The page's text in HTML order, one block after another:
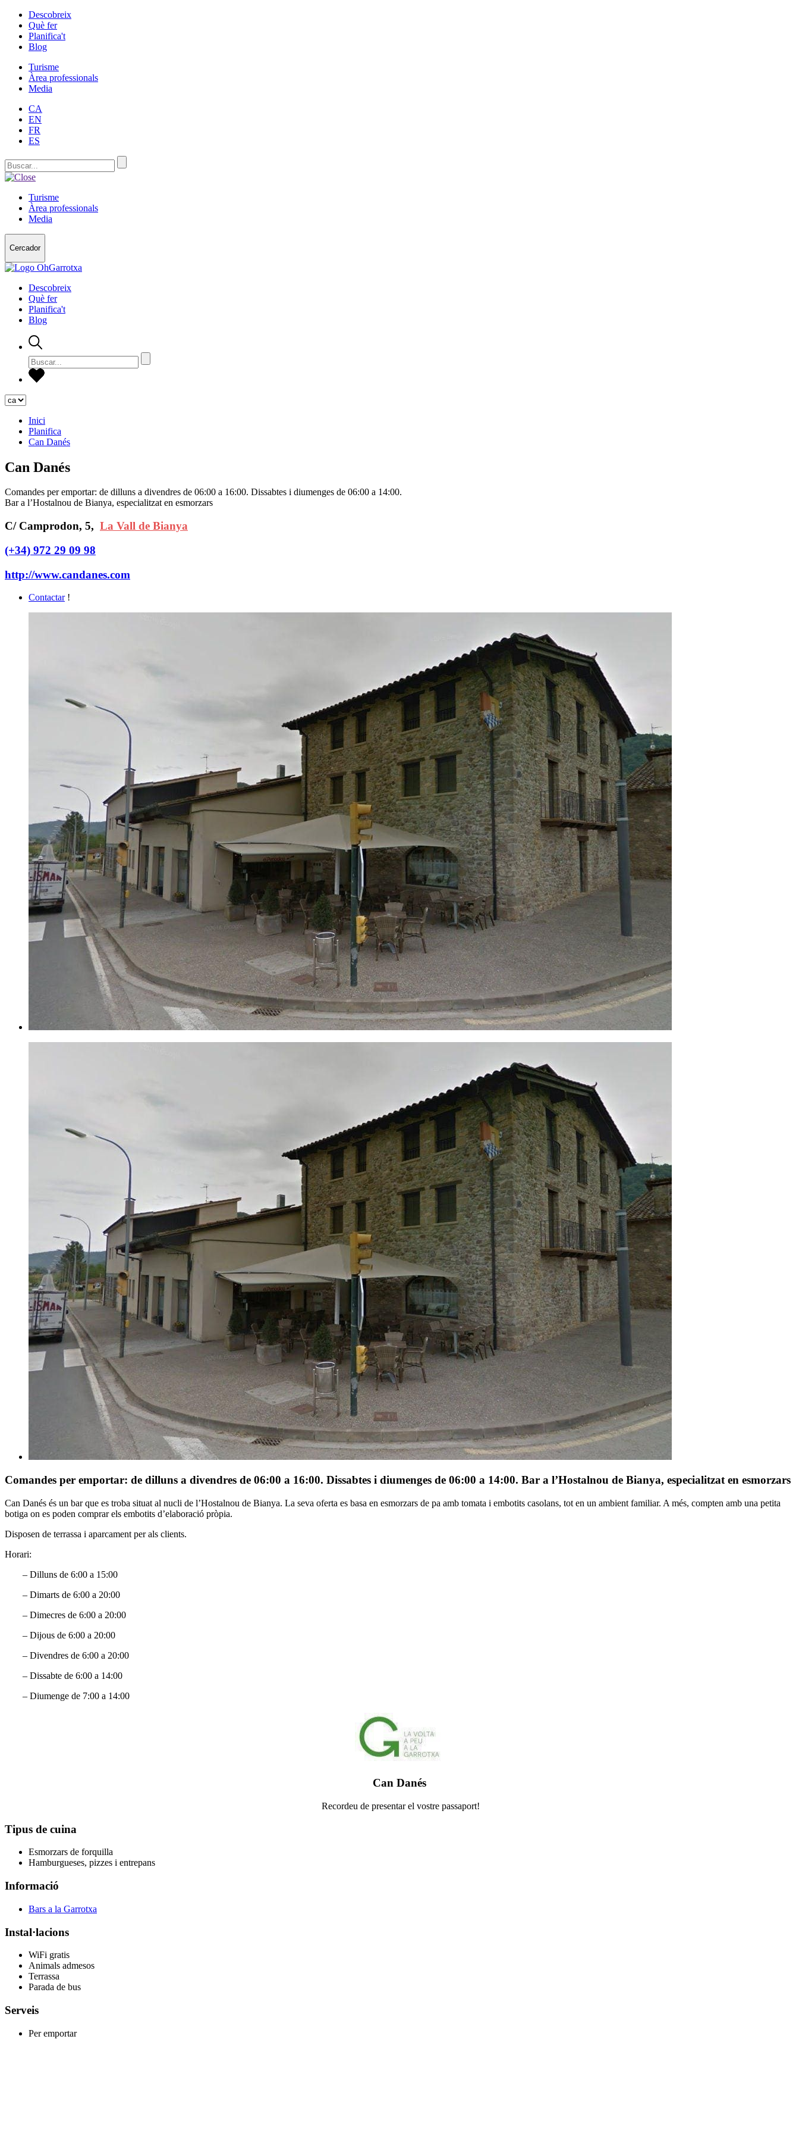
Descobreix
Què fer
Planifica't
Blog
Turisme
Àrea professionals
Media
CA
EN
FR
ES
Turisme
Àrea professionals
Media
Cercador
Descobreix
Què fer
Planifica't
Blog
Inici
Planifica
Can Danés
Can Danés
Comandes per emportar: de dilluns a divendres de 06:00 a 16:00. Dissabtes i diumenges de 06:00 a 14:00.
Bar a l’Hostalnou de Bianya, especialitzat en esmorzars
C/ Camprodon, 5, La Vall de Bianya
(+34) 972 29 09 98
http://www.candanes.com
Contactar !
Comandes per emportar: de dilluns a divendres de 06:00 a 16:00. Dissabtes i diumenges de 06:00 a 14:00. Bar a l’Hostalnou de Bianya, especialitzat en esmorzars
Can Danés és un bar que es troba situat al nucli de l’Hostalnou de Bianya. La seva oferta es basa en esmorzars de pa amb tomata i embotits casolans, tot en un ambient familiar. A més, compten amb una petita
botiga on es poden comprar els embotits d’elaboració pròpia.
Disposen de terrassa i aparcament per als clients.
Horari:
– Dilluns de 6:00 a 15:00
– Dimarts de 6:00 a 20:00
– Dimecres de 6:00 a 20:00
– Dijous de 6:00 a 20:00
– Divendres de 6:00 a 20:00
– Dissabte de 6:00 a 14:00
– Diumenge de 7:00 a 14:00
Can Danés
Recordeu de presentar el vostre passaport!
Tipus de cuina
Esmorzars de forquilla
Hamburgueses, pizzes i entrepans
Informació
Bars a la Garrotxa
Instal·lacions
WiFi gratis
Animals admesos
Terrassa
Parada de bus
Serveis
Per emportar